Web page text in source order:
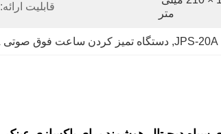
متر
قابلیت ارائه:
, دستگاه تمیز کردن ساعت فوق صوتی 3L